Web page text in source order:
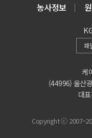
농사정보
케
(44996) 울산
대
Copyright ⓒ